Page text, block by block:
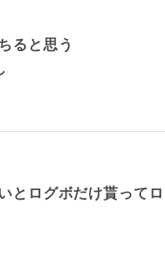
ると思う
とログボだけ貰って